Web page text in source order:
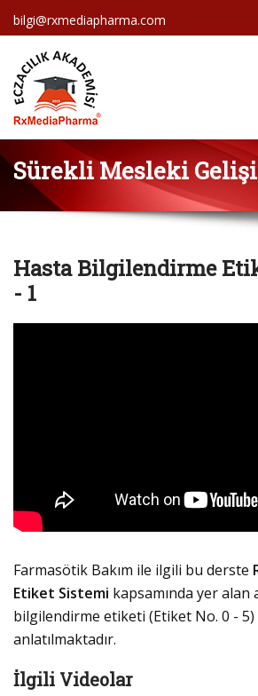
bilgi@rxmediapharma.com
Sürekli Mesleki
Hasta Bilgilendirme
- 1
Farmasötik Bakım ile ilgili bu derste
Etiket Sistemi kapsamında yer alan
bilgilendirme etiketi (Etiket No. 0 -
anlatılmaktadır.
İlgili Videolar